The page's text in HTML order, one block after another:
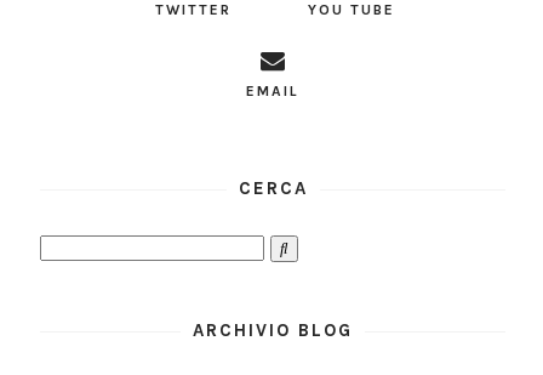
TWITTER YOU TUBE
EMAIL
CERCA
ARCHIVIO BLOG